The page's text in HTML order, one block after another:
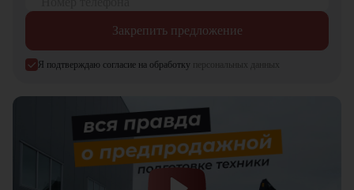
Закрепить предложение
Я подтверждаю согласие на обработку персональных данных